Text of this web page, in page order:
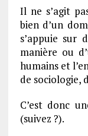
Il ne s’agit
bien d’un
s’appuie sur
manière ou
humains et
de sociologie,
C’est donc
(suivez ?).